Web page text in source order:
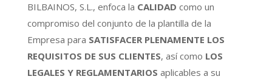
BILBAINOS, S.L., enfoca la CALIDAD como un
compromiso del conjunto de la plantilla de la
Empresa para SATISFACER PLENAMENTE LOS
REQUISITOS DE SUS CLIENTES, así como LOS
LEGALES Y REGLAMENTARIOS aplicables a su